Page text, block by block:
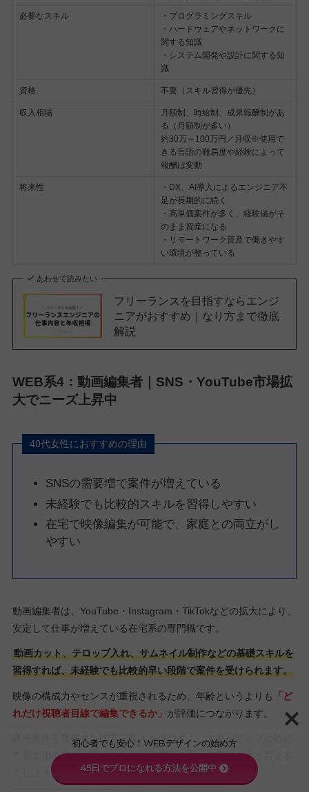
必要なスキル
・プログラミングスキル
・ハードウェアやネットワークに
関する知識
・システム開発や設計に関する知
識
資格 不要（スキル習得が優先）
収入相場
月額制、時給制、成果報酬制があ
る（月額制が多い）
約30万～100万円／月収※使用で
きる言語の難易度や経験によって
報酬は変動
将来性
・DX、AI導入によるエンジニア不
足が長期的に続く
・高単価案件が多く、経験値がそ
のまま資産になる
・リモートワーク普及で働きやす
い環境が整っている
あわせて読みたい
フリーランスを目指すならエンジ
ニアがおすすめ｜なり方まで徹底
解説
WEB系4：動画編集者｜SNS・YouTube市場拡
大でニーズ上昇中
40代女性におすすめの理由
SNSの需要増で案件が増えている
未経験でも比較的スキルを習得しやすい
在宅で映像編集が可能で、家庭との両立がし
やすい
動画編集者は、YouTube・Instagram・TikTokなどの拡大により、
安定して仕事が増えている在宅系の専門職です。
動画カット、テロップ入れ、サムネイル制作などの基礎スキルを
習得すれば、未経験でも比較的早い段階で案件を受けられます。
映像の構成力やセンスが重視されるため、年齢というよりも
「ど
れだけ視聴者目線で編集できるか」 が評価につながります。
継続案件を獲得すれば安定収入を得やすく、スキルアップに応じ
て高単価の依頼も増えるため、将来性の高い在宅ワークと言える
でしょう。
初心者でも安心！WEBデザインの始め方
45日でプロになれる方法を公開中